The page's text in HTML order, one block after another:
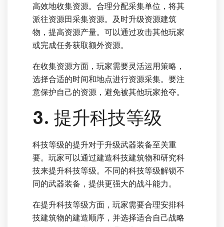
高效地收集资源。合理分配采集单位，将其
派往资源田采集资源。及时升级资源建筑
物，提高资源产量。可以通过攻击其他玩家
或完成任务获取额外资源。
在收集资源方面，玩家需要灵活运用策略，
选择合适的时间和地点进行资源采集。要注
意保护自己的资源，避免被其他玩家抢夺。
3. 提升科技等级
科技等级的提升对于升级武器装备至关重
要。玩家可以通过建造科技建筑物和研究科
技来提升科技等级。不同的科技等级解锁不
同的武器装备，提供更强大的战斗能力。
在提升科技等级方面，玩家需要合理安排科
技建筑物的建造顺序，并选择适合自己战略